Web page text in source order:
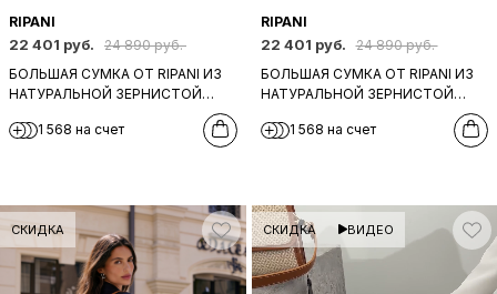
RIPANI
22 401 руб.
24 890 руб.
БОЛЬШАЯ СУМКА ОТ RIPANI ИЗ
НАТУРАЛЬНОЙ ЗЕРНИСТОЙ
ЦВЕТА1 568 на счет
RIPANI
22 401 руб.
24 890 руб.
БОЛЬШАЯ СУМКА ОТ RIPANI ИЗ
НАТУРАЛЬНОЙ ЗЕРНИСТОЙ
1 568 на счет
СКИДКА СКИДКА ВИДЕО